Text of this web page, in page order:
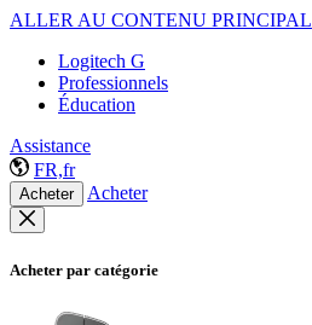
ALLER AU CONTENU PRINCIPAL
Logitech G
Professionnels
Éducation
Assistance
FR,fr
Acheter Acheter
Acheter par catégorie